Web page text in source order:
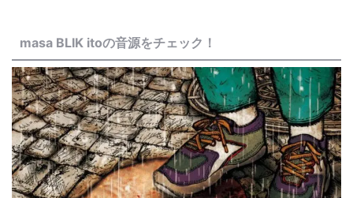
masa BLIK itoの音源をチェック！